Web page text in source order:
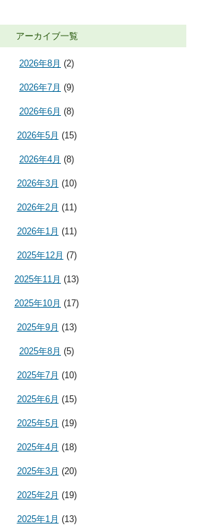
アーカイブ一覧
2026年8月 (2)
2026年7月 (9)
2026年6月 (8)
2026年5月 (15)
2026年4月 (8)
2026年3月 (10)
2026年2月 (11)
2026年1月 (11)
2025年12月 (7)
2025年11月 (13)
2025年10月 (17)
2025年9月 (13)
2025年8月 (5)
2025年7月 (10)
2025年6月 (15)
2025年5月 (19)
2025年4月 (18)
2025年3月 (20)
2025年2月 (19)
2025年1月 (13)